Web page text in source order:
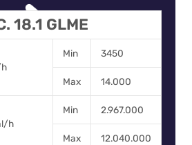
18.1 GLME
Min 3450
Max 14.000
h
Min 2.967.000
Max 12.040.000